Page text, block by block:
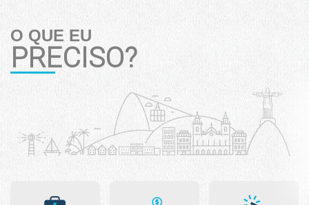
O QUE EU
PRECISO?